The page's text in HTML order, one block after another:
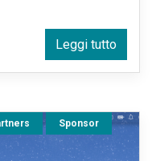
Leggi tutto
Sponsor